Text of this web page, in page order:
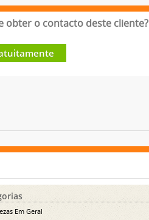
obter o contacto deste cliente?
Em Geral